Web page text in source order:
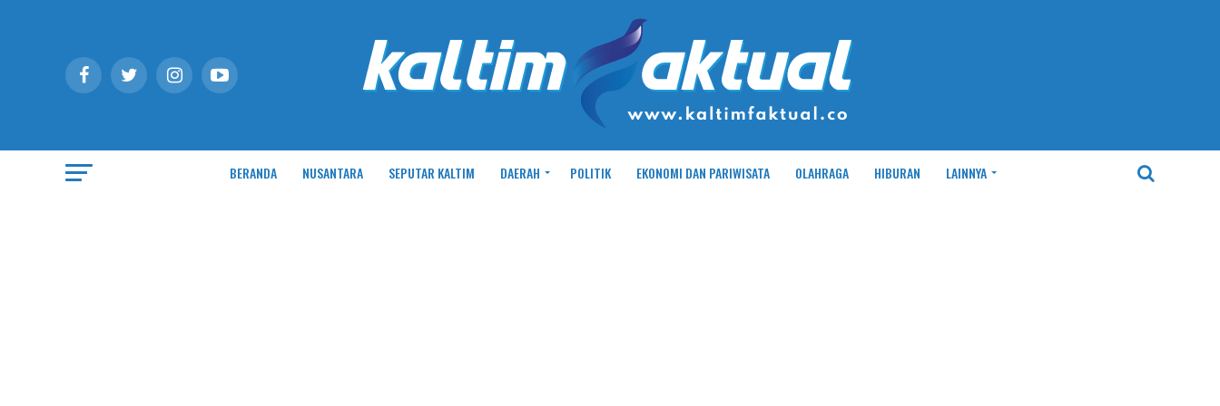
BERANDA NUSANTARA SEPUTAR KALTIM DAERAH POLITIK EKONOMI DAN PARIWISATA OLAHRAGA HIBURAN LAINNYA